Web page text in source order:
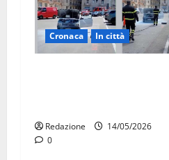
Cronaca In città
Redazione
14/05/2026
0